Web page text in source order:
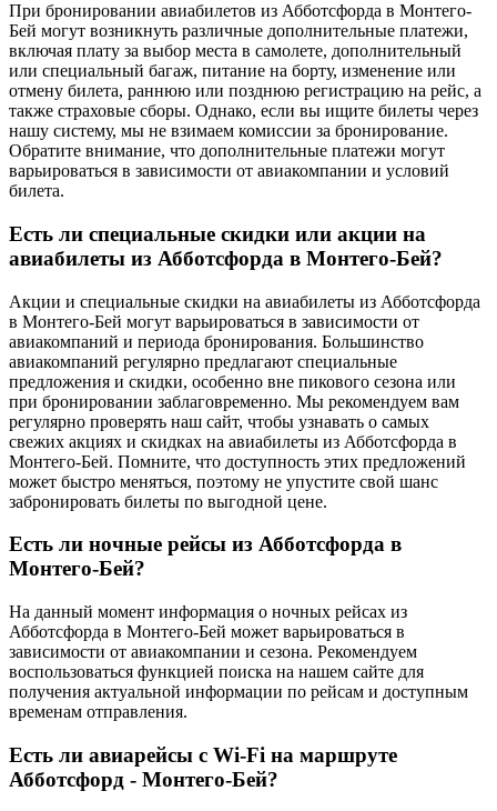
При бронировании авиабилетов из Абботсфорда в Монтего-
Бей могут возникнуть различные дополнительные платежи,
включая плату за выбор места в самолете, дополнительный
или специальный багаж, питание на борту, изменение или
отмену билета, раннюю или позднюю регистрацию на рейс, а
также страховые сборы. Однако, если вы ищите билеты через
нашу систему, мы не взимаем комиссии за бронирование.
Обратите внимание, что дополнительные платежи могут
варьироваться в зависимости от авиакомпании и условий
билета.
Есть ли специальные скидки или акции на
авиабилеты из Абботсфорда в Монтего-Бей?
Акции и специальные скидки на авиабилеты из Абботсфорда
в Монтего-Бей могут варьироваться в зависимости от
авиакомпаний и периода бронирования. Большинство
авиакомпаний регулярно предлагают специальные
предложения и скидки, особенно вне пикового сезона или
при бронировании заблаговременно. Мы рекомендуем вам
регулярно проверять наш сайт, чтобы узнавать о самых
свежих акциях и скидках на авиабилеты из Абботсфорда в
Монтего-Бей. Помните, что доступность этих предложений
может быстро меняться, поэтому не упустите свой шанс
забронировать билеты по выгодной цене.
Есть ли ночные рейсы из Абботсфорда в
Монтего-Бей?
На данный момент информация о ночных рейсах из
Абботсфорда в Монтего-Бей может варьироваться в
зависимости от авиакомпании и сезона. Рекомендуем
воспользоваться функцией поиска на нашем сайте для
получения актуальной информации по рейсам и доступным
временам отправления.
Есть ли авиарейсы с Wi-Fi на маршруте
Абботсфорд - Монтего-Бей?